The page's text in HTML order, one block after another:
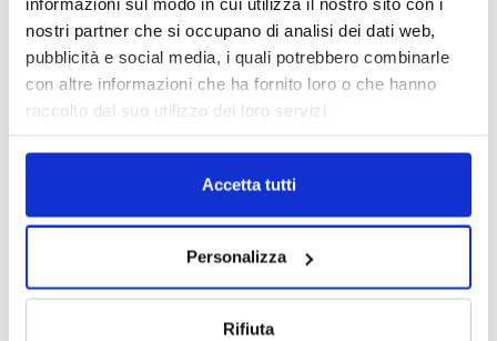
nostri partner che si occupano di analisi dei dati web,
pubblicità e social media, i quali potrebbero combinarle
con altre informazioni che ha fornito loro o che hanno
raccolto dal suo utilizzo dei loro servizi.
Accetta tutti
Personalizza
Rifiuta